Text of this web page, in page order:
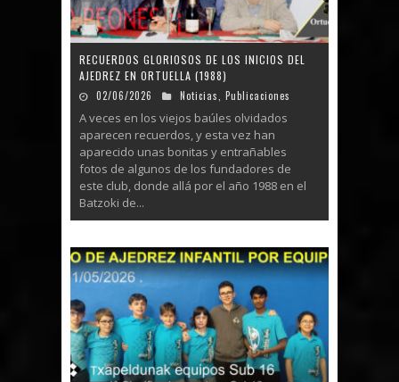
RECUERDOS GLORIOSOS DE LOS INICIOS DEL
AJEDREZ EN ORTUELLA (1988)
02/06/2026 Noticias Publicaciones
A veces en los viejos baúles olvidados
aparecen recuerdos, y esta vez han
aparecido unas bonitas y entrañables
fotos de algunos de los fundadores de
este club, donde allá por el año 1988 en el
Batzoki de...